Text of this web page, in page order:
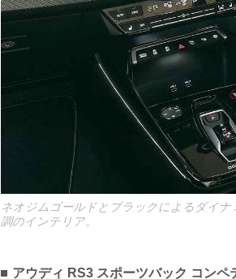
ネオジムゴールドとブラックによるダイ
調のインテリア。
アウディ RS3 スポーツバック コン